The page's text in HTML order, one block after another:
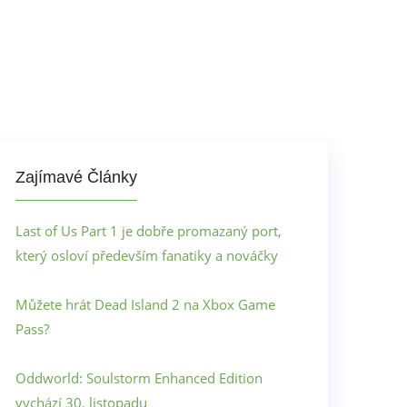
Zajímavé Články
Last of Us Part 1 je dobře promazaný port,
který osloví především fanatiky a nováčky
Můžete hrát Dead Island 2 na Xbox Game
Pass?
Oddworld: Soulstorm Enhanced Edition
vychází 30. listopadu